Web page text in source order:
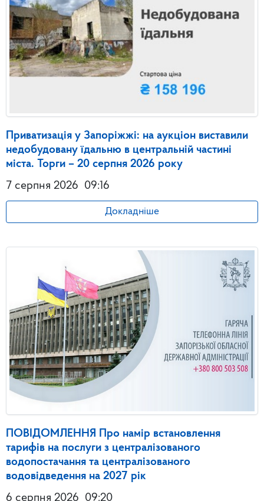
Приватизація у Запоріжжі: на аукціон виставили
недобудовану їдальню в центральній частині
міста. Торги – 20 серпня 2026 року
7 серпня 2026 09:16
Докладніше
ПОВІДОМЛЕННЯ Про намір встановлення
тарифів на послуги з централізованого
водопостачання та централізованого
водовідведення на 2027 рік
6 серпня 2026 09:20